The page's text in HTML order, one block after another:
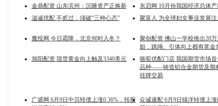
金鼎配资 山东滨州：沉睡资产正焕新
东启网 10月份我国经济总体
溢诚优配 不贰过，须破“三种心态”
聚富人 为全球妇女事业发展
魔投网 今日霜降，北京何时入冬？
聚创配资 佛山一学校推出20
励，跳绳、引体向上都有奖金
旭阳配资 现货黄金向上触及3340美元
骆驼优配门店 我国期货市场
品种——铸造铝合金期货及期
挂牌交易
广盛网 6月9日中贝转债上涨0.36%，转股
众诚速配 6月9日镇洋转债上涨